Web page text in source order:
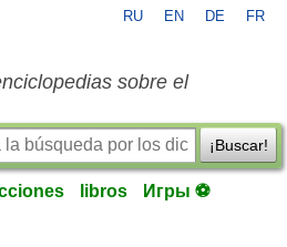
RU EN DE FR
sobre el
¡Buscar!
libros Игры ⚽